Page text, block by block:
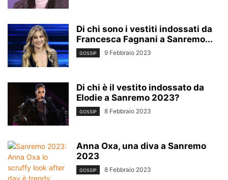
Di chi sono i vestiti indossati da
Francesca Fagnani a Sanremo...
GOSSIP 9 Febbraio 2023
Di chi è il vestito indossato da
Elodie a Sanremo 2023?
GOSSIP 8 Febbraio 2023
Anna Oxa, una diva a Sanremo
2023
GOSSIP 8 Febbraio 2023